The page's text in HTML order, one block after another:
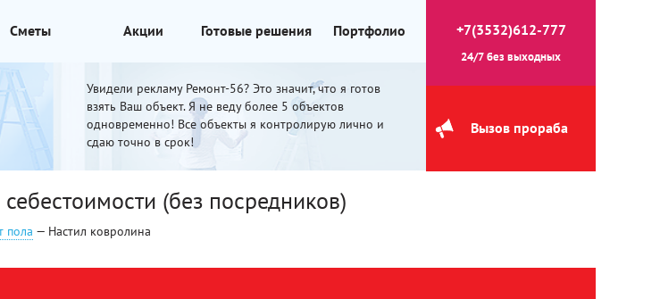
Сметы Акции Готовые решения Портфолио
Увидели рекламу Ремонт-56? Это значит, что я готов
взять Ваш объект. Я не веду более 5 объектов
одновременно! Все объекты я контролирую лично и
сдаю точно в срок!
+7(3532)612-777
24/7 без выходных
Вызов прораба
(без посредников)
пола — Настил ковролина